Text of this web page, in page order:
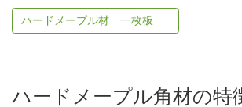
ハードメープル材 一枚板
ハードメープル角材の特